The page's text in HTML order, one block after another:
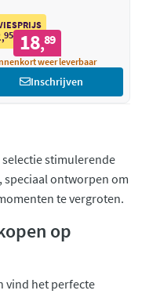
,95 18,89
weer leverbaar
Inschrijven
stimulerende
ontworpen om
te vergroten.
op
vind het perfecte